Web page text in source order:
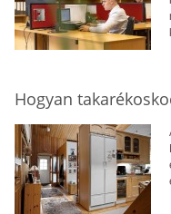
Hogyan